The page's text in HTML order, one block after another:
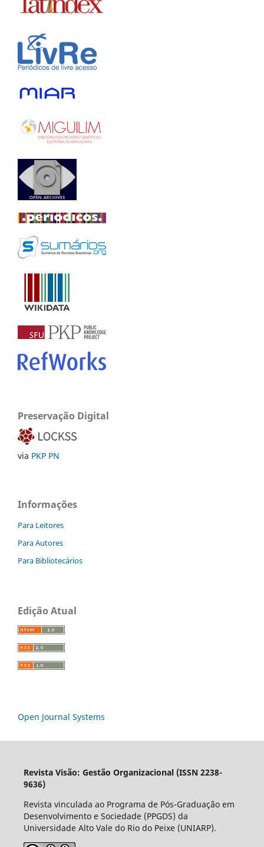
Preservação Digital
via PKP PN
Informações
Para Leitores
Para Autores
Para Bibliotecários
Edição Atual
Open Journal Systems
Revista Visão: Gestão Organizacional (ISSN 2238-
9636)
Revista vinculada ao Programa de Pós-Graduação em
Desenvolvimento e Sociedade (PPGDS) da
Universidade Alto Vale do Rio do Peixe (UNIARP).